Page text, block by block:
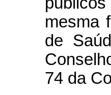
mesma
de
74 da